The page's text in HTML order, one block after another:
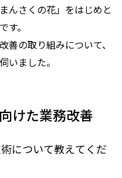
んさくの花」をはじめと
す。
善の取り組みについて、
いました。
けた業務改善
について教えてくだ